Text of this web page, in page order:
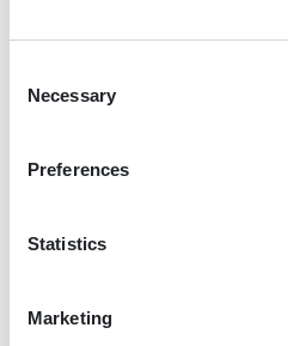
Selection
Necessary
Preferences
Statistics
Marketing
Die Eintrittskarte gilt an dem
und Nahverkehrszügen im
Kontakt:
Neustr. 15